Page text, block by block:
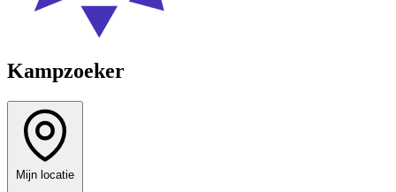
Kampzoeker
Mijn locatie